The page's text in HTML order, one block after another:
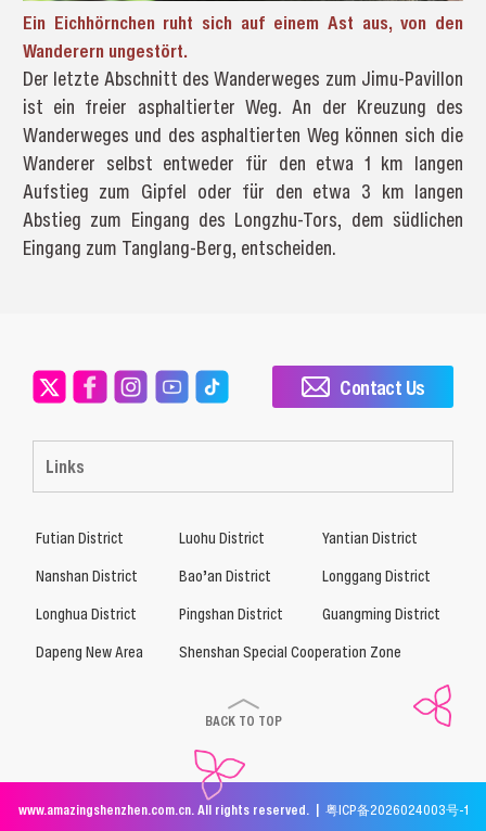
Ein Eichhörnchen ruht sich auf einem Ast aus, von den
Wanderern ungestört.
Der letzte Abschnitt des Wanderweges zum Jimu-Pavillon
ist ein freier asphaltierter Weg. An der Kreuzung des
Wanderweges und des asphaltierten Weg können sich die
Wanderer selbst entweder für den etwa 1 km langen
Aufstieg zum Gipfel oder für den etwa 3 km langen
Abstieg zum Eingang des Longzhu-Tors, dem südlichen
Eingang zum Tanglang-Berg, entscheiden.
Links
Contact Us
Futian District Luohu District
Yantian District
Nanshan District
Bao’an District
Longgang District
Longhua District
Pingshan District
Guangming District
Dapeng New Area
Shenshan Special Cooperation Zone
BACK TO TOP
www.amazingshenzhen.com.cn. All rights reserved. | 粤ICP备2026024003号-1